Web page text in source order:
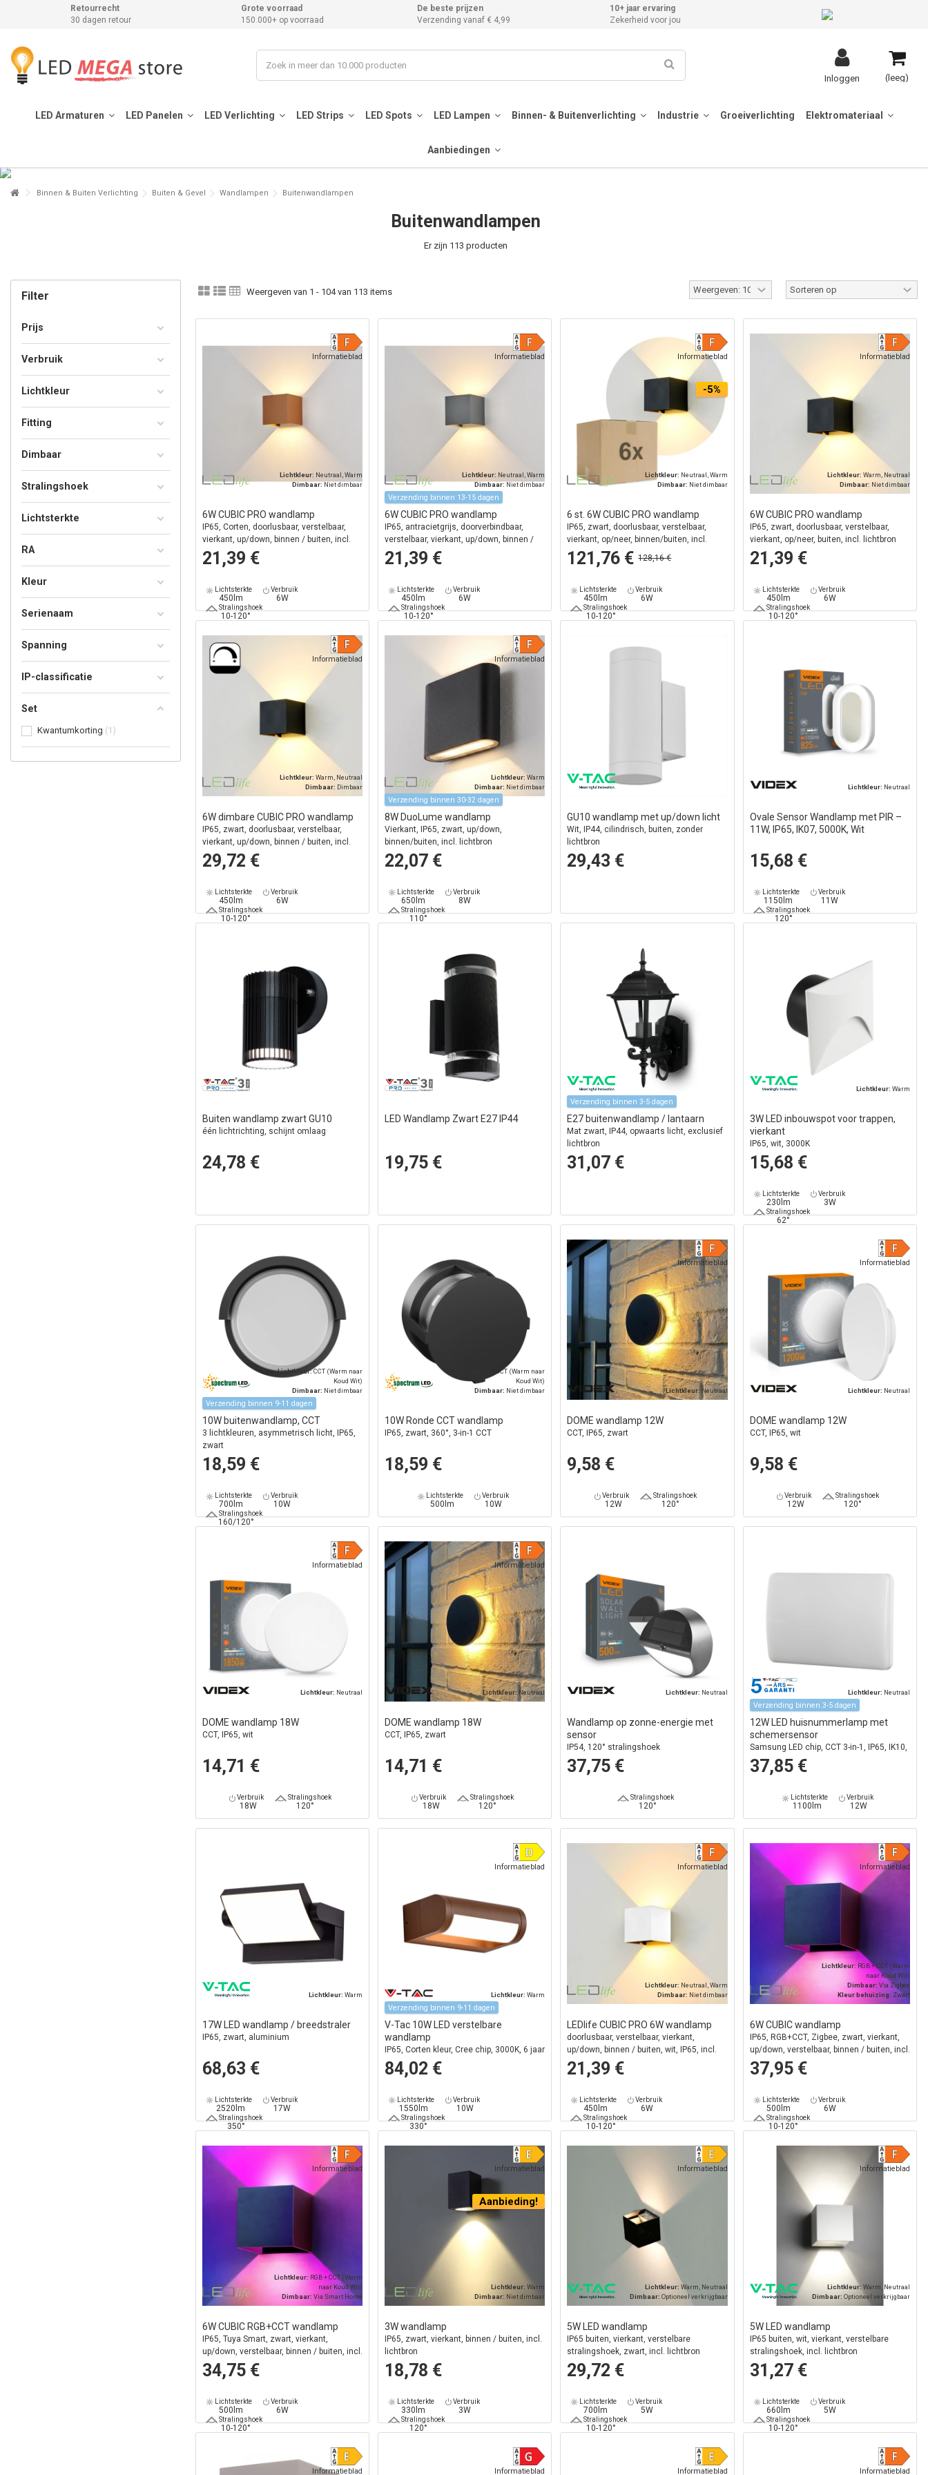
Retourrecht
30 dagen retour
Grote voorraad
150.000+ op voorraad
De beste prijzen
Verzending vanaf € 4,99
10+ jaar ervaring
Zekerheid voor jou
(leeg)
Inloggen
LED Armaturen LED Panelen LED Verlichting LED Strips LED Spots LED Lampen Binnen- & Buitenverlichting Industrie Groeiverlichting Elektromateriaal
Aanbiedingen
Binnen & Buiten Verlichting Buiten & Gevel Wandlampen Buitenwandlampen
Buitenwandlampen
Er zijn 113 producten
Weergeven van 1 - 104 van 113 items
Informatieblad
Lichtkleur: Neutraal, Warm
Dimbaar:Niet dimbaar
6W CUBIC PRO wandlamp
IP65, Corten, doorlusbaar, verstelbaar,
vierkant, up/down, binnen / buiten, incl.
lichtbron
21,39 €
Lichtsterkte
450lm
Verbruik
6W
Stralingshoek
10-120°
Informatieblad
Lichtkleur: Neutraal, Warm
Dimbaar:Niet dimbaar
Verzending binnen 13-15 dagen
6W CUBIC PRO wandlamp
IP65, antracietgrijs, doorverbindbaar,
verstelbaar, vierkant, up/down, binnen /
buiten, incl. lichtbron
21,39 €
Lichtsterkte
450lm
Verbruik
6W
Stralingshoek
10-120°
Informatieblad
Lichtkleur: Neutraal, Warm
Dimbaar: Niet dimbaar
-5%
6 st. 6W CUBIC PRO wandlamp
IP65, zwart, doorlusbaar, verstelbaar,
vierkant, op/neer, binnen/buiten, incl.
lichtbron
121,76 €128,16 €
Lichtsterkte
450lm
Verbruik
6W
Stralingshoek
10-120°
Informatieblad
Lichtkleur: Warm, Neutraal
Dimbaar: Niet dimbaar
6W CUBIC PRO wandlamp
IP65, zwart, doorlusbaar, verstelbaar,
vierkant, op/neer, buiten, incl. lichtbron
21,39 €
Lichtsterkte
450lm
Verbruik
6W
Stralingshoek
10-120°
Informatieblad
Lichtkleur:Warm, Neutraal
Dimbaar: Dimbaar
6W dimbare CUBIC PRO wandlamp
IP65, zwart, doorlusbaar, verstelbaar,
vierkant, up/down, binnen / buiten, incl.
lichtbron
29,72 €
Lichtsterkte
450lm
Verbruik
6W
Stralingshoek
10-120°
Informatieblad
Lichtkleur:Warm
Dimbaar: Niet dimbaar
Verzending binnen 30-32 dagen
8W DuoLume wandlamp
Vierkant, IP65, zwart, up/down,
binnen/buiten, incl. lichtbron
22,07 €
Lichtsterkte
650lm
Verbruik
8W
Stralingshoek
110°
GU10 wandlamp met up/down licht
Wit, IP44, cilindrisch, buiten, zonder
lichtbron
29,43 €
Lichtkleur: Neutraal
Ovale Sensor Wandlamp met PIR –
11W, IP65, IK07, 5000K, Wit
15,68 €
Lichtsterkte
1150lm
Verbruik
11W
Stralingshoek
120°
Buiten wandlamp zwart GU10
één lichtrichting, schijnt omlaag
24,78 €
LED Wandlamp Zwart E27 IP44
19,75 €
Verzending binnen 3-5 dagen
E27 buitenwandlamp / lantaarn
Mat zwart, IP44, opwaarts licht, exclusief
lichtbron
31,07 €
Lichtkleur: Warm
3W LED inbouwspot voor trappen,
vierkant
IP65, wit, 3000K
15,68 €
Lichtsterkte
230lm
Verbruik
3W
Stralingshoek
62°
Lichtkleur:CCT (Warm naar
Koud Wit)
Dimbaar: Niet dimbaar
Verzending binnen 9-11 dagen
10W buitenwandlamp, CCT
3 lichtkleuren, asymmetrisch licht, IP65,
zwart
18,59 €
Lichtsterkte
700lm
Verbruik
10W
Stralingshoek
160/120°
CCT (Warm naar
Koud Wit)
Dimbaar: Niet dimbaar
10W Ronde CCT wandlamp
IP65, zwart, 360°, 3-in-1 CCT
18,59 €
Lichtsterkte
500lm
Verbruik
10W
Informatieblad
Lichtkleur: Neutraal
DOME wandlamp 12W
CCT, IP65, zwart
9,58 €
Verbruik
12W
Stralingshoek
120°
Informatieblad
Lichtkleur: Neutraal
DOME wandlamp 12W
CCT, IP65, wit
9,58 €
Verbruik
12W
Stralingshoek
120°
Informatieblad
Lichtkleur: Neutraal
DOME wandlamp 18W
CCT, IP65, wit
14,71 €
Verbruik
18W
Stralingshoek
120°
Informatieblad
Lichtkleur: Neutraal
DOME wandlamp 18W
CCT, IP65, zwart
14,71 €
Verbruik
18W
Stralingshoek
120°
Lichtkleur: Neutraal
Wandlamp op zonne-energie met
sensor
IP54, 120° stralingshoek
37,75 €
Stralingshoek
120°
Lichtkleur: Neutraal
Verzending binnen 3-5 dagen
12W LED huisnummerlamp met
schemersensor
Samsung LED chip, CCT 3-in-1, IP65, IK10,
witte behuizing
37,85 €
Lichtsterkte
1100lm
Verbruik
12W
Lichtkleur:Warm
17W LED wandlamp / breedstraler
IP65, zwart, aluminium
68,63 €
Lichtsterkte
2520lm
Verbruik
17W
Stralingshoek
350°
Informatieblad
Lichtkleur:Warm
Verzending binnen 9-11 dagen
V-Tac 10W LED verstelbare
wandlamp
IP65, Corten kleur, Cree chip, 3000K, 6 jaar
garantie
84,02 €
Lichtsterkte
1550lm
Verbruik
10W
Stralingshoek
330°
Informatieblad
Lichtkleur: Neutraal, Warm
Dimbaar: Niet dimbaar
LEDlife CUBIC PRO 6W wandlamp
doorlusbaar, verstelbaar, vierkant,
up/down, binnen / buiten, wit, IP65, incl.
lichtbron
21,39 €
Lichtsterkte
450lm
Verbruik
6W
Stralingshoek
10-120°
Informatieblad
Lichtkleur: RGB + CCT (Warm
naar Koud Wit)
Dimbaar: Via Zigbee
Kleur behuizing: Zwart
6W CUBIC wandlamp
IP65, RGB+CCT, Zigbee, zwart, vierkant,
up/down, verstelbaar, binnen / buiten, incl.
lichtbron
37,95 €
Lichtsterkte
500lm
Verbruik
6W
Stralingshoek
10-120°
Informatieblad
Lichtkleur: RGB + CCT (Warm
naar Koud Wit)
Dimbaar:Via Smart Home
6W CUBIC RGB+CCT wandlamp
IP65, Tuya Smart, zwart, vierkant,
up/down, verstelbaar, binnen / buiten, incl.
lichtbron
34,75 €
Lichtsterkte
500lm
Verbruik
6W
Stralingshoek
10-120°
Informatieblad
Lichtkleur:Warm
Dimbaar: Niet dimbaar
Aanbieding!
3W wandlamp
IP65, zwart, vierkant, binnen / buiten, incl.
lichtbron
18,78 €
Lichtsterkte
330lm
Verbruik
3W
Stralingshoek
120°
Informatieblad
Lichtkleur: Warm, Neutraal
Dimbaar: Optioneel verkrijgbaar
5W LED wandlamp
IP65 buiten, vierkant, verstelbare
stralingshoek, zwart, incl. lichtbron
29,72 €
Lichtsterkte
700lm
Verbruik
5W
Stralingshoek
10-120°
Informatieblad
Lichtkleur: Warm, Neutraal
Dimbaar: Optioneel verkrijgbaar
5W LED wandlamp
IP65 buiten, wit, vierkant, verstelbare
stralingshoek, incl. lichtbron
31,27 €
Lichtsterkte
660lm
Verbruik
5W
Stralingshoek
10-120°
Informatieblad Informatieblad Informatieblad Informatieblad
Filter
Prijs
Verbruik
Lichtkleur
Fitting
Dimbaar
Stralingshoek
Lichtsterkte
RA
Kleur
Serienaam
Spanning
IP-classificatie
Set
Kwantumkorting 1